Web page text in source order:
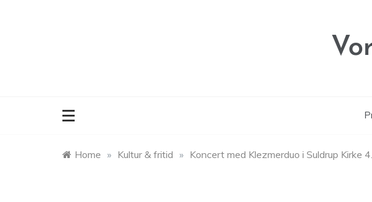
Home » Kultur & fritid » Koncert med Klezmerduo i Suldrup Kirke